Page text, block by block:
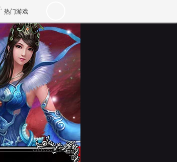
热门游戏
传奇4
新天龙八部
仙剑世界